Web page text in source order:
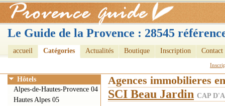
Le Guide de la Provence : 28545
accueil Catégories Actualités Boutique Inscription Contact
Agences immobilieres
SCI Beau Jardin CAP
Hôtels
Alpes-de-Hautes-Provence 04
Hautes Alpes 05